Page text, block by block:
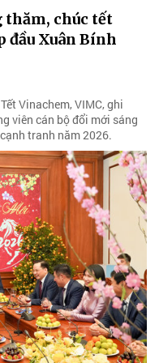
thăm, chúc tết
đầu Xuân Bính
Vinachem, VIMC, ghi
viên cán bộ đổi mới sáng
tranh năm 2026.